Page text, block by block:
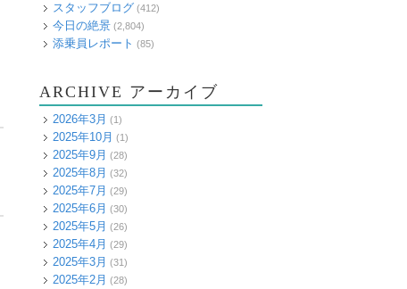
スタッフブログ (412)
今日の絶景 (2,804)
添乗員レポート (85)
ARCHIVE アーカイブ
2026年3月 (1)
2025年10月 (1)
2025年9月 (28)
2025年8月 (32)
2025年7月 (29)
2025年6月 (30)
2025年5月 (26)
2025年4月 (29)
2025年3月 (31)
2025年2月 (28)